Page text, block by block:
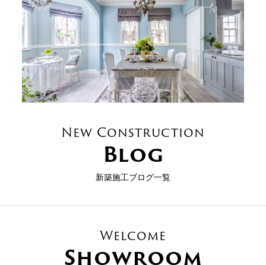
New Construction
Blog
新築施工ブログ一覧
Welcome
Showroom